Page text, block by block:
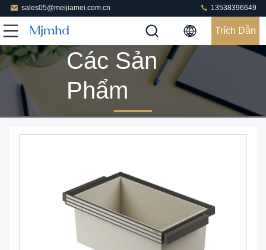
sales05@meijiamei.com.cn 13538396649
Trích Dẫn
Các Sản
Phẩm